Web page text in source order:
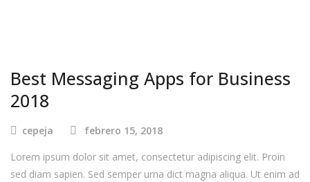
Best Messaging Apps for Business
2018
cepeja
febrero 15, 2018
Lorem ipsum dolor sit amet, consectetur adipiscing elit. Proin
sed diam sapien. Sed semper urna dict magna aliqua. Ut enim ad